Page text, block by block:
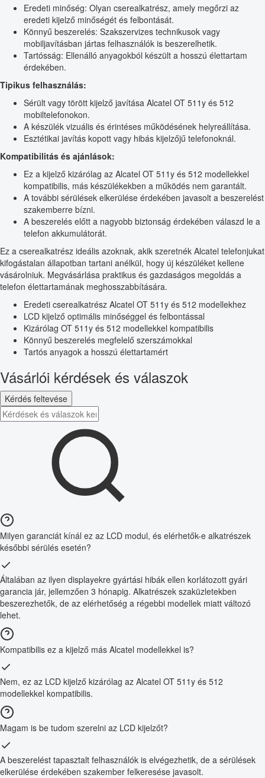
Eredeti minőség: Olyan cserealkatrész, amely megőrzi az
eredeti kijelző minőségét és felbontását.
Könnyű beszerelés: Szakszervizes technikusok vagy
mobiljavításban jártas felhasználók is beszerelhetik.
Tartósság: Ellenálló anyagokból készült a hosszú élettartam
érdekében.
Tipikus felhasználás:
Sérült vagy törött kijelző javítása Alcatel OT 511y és 512
mobiltelefonokon.
A készülék vizuális és érintéses működésének helyreállítása.
Esztétikai javítás kopott vagy hibás kijelzőjű telefonoknál.
Kompatibilitás és ajánlások:
Ez a kijelző kizárólag az Alcatel OT 511y és 512 modellekkel
kompatibilis, más készülékekben a működés nem garantált.
A további sérülések elkerülése érdekében javasolt a beszerelést
szakemberre bízni.
A beszerelés előtt a nagyobb biztonság érdekében válaszd le a
telefon akkumulátorát.
Ez a cserealkatrész ideális azoknak, akik szeretnék Alcatel telefonjukat
kifogástalan állapotban tartani anélkül, hogy új készüléket kellene
vásárolniuk. Megvásárlása praktikus és gazdaságos megoldás a
telefon élettartamának meghosszabbítására.
Eredeti cserealkatrész Alcatel OT 511y és 512 modellekhez
LCD kijelző optimális minőséggel és felbontással
Kizárólag OT 511y és 512 modellekkel kompatibilis
Könnyű beszerelés megfelelő szerszámokkal
Tartós anyagok a hosszú élettartamért
Vásárlói kérdések és válaszok
Kérdés feltevése
Milyen garanciát kínál ez az LCD modul, és elérhetők-e alkatrészek
későbbi sérülés esetén?
Általában az ilyen displayekre gyártási hibák ellen korlátozott gyári
garancia jár, jellemzően 3 hónapig. Alkatrészek szaküzletekben
beszerezhetők, de az elérhetőség a régebbi modellek miatt változó
lehet.
Kompatibilis ez a kijelző más Alcatel modellekkel is?
Nem, ez az LCD kijelző kizárólag az Alcatel OT 511y és 512
modellekkel kompatibilis.
Magam is be tudom szerelni az LCD kijelzőt?
A beszerelést tapasztalt felhasználók is elvégezhetik, de a sérülések
elkerülése érdekében szakember felkeresése javasolt.